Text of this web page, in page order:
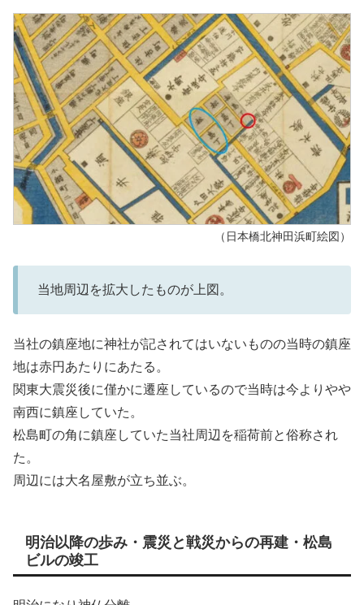
（日本橋北神田浜町絵図）
当地周辺を拡大したものが上図。
当社の鎮座地に神社が記されてはいないものの当時の鎮座
地は赤円あたりにあたる。
関東大震災後に僅かに遷座しているので当時は今よりやや
南西に鎮座していた。
松島町の角に鎮座していた当社周辺を稲荷前と俗称され
た。
周辺には大名屋敷が立ち並ぶ。
明治以降の歩み・震災と戦災からの再建・松島
ビルの竣工